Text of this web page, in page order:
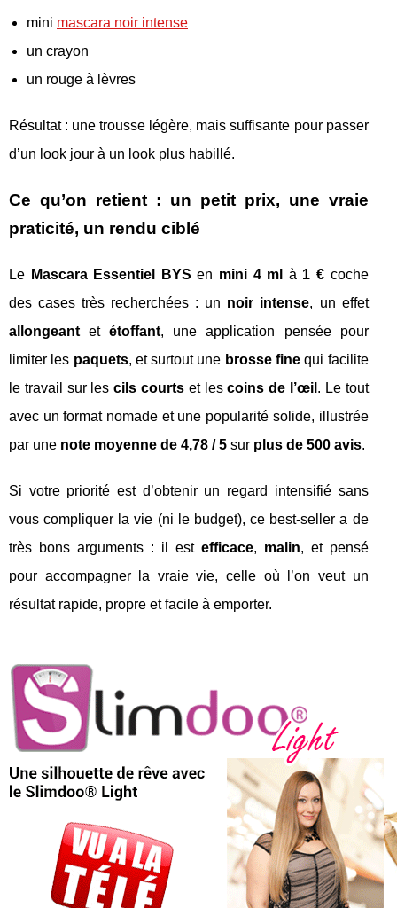
mini mascara noir intense
un crayon
un rouge à lèvres
Résultat : une trousse légère, mais suffisante pour passer
d’un look jour à un look plus habillé.
Ce qu’on retient : un petit prix, une vraie
praticité, un rendu ciblé
Le Mascara Essentiel BYS en mini 4 ml à 1 € coche
des cases très recherchées : un noir intense, un effet
allongeant etétoffant, une application pensée pour
limiter les paquets, et surtout une brosse fine qui facilite
le travail sur lescils courts et lescoins de l’œil . Le tout
avec un format nomade et une popularité solide, illustrée
par une note moyenne de 4,78 / 5 sur plus de 500 avis.
Si votre priorité est d’obtenir un regard intensifié sans
vous compliquer la vie (ni le budget), ce best-seller a de
très bons arguments : il est efficace, malin, et pensé
pour accompagner la vraie vie, celle où l’on veut un
résultat rapide, propre et facile à emporter.